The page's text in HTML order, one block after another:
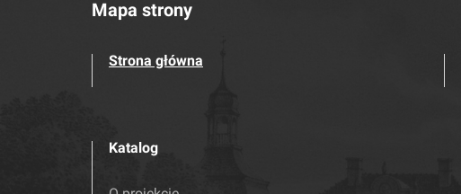
Mapa strony
Strona główna
Katalog